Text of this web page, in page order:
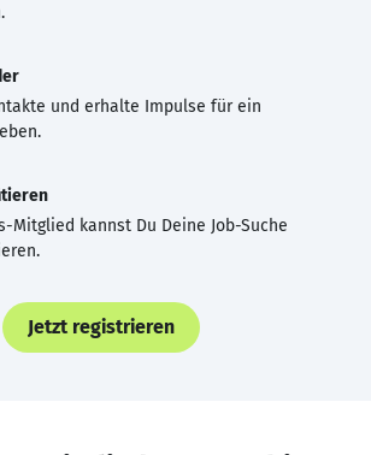
und erhalte Impulse für ein
Mitglied kannst Du Deine Job-Suche
Jetzt registrieren